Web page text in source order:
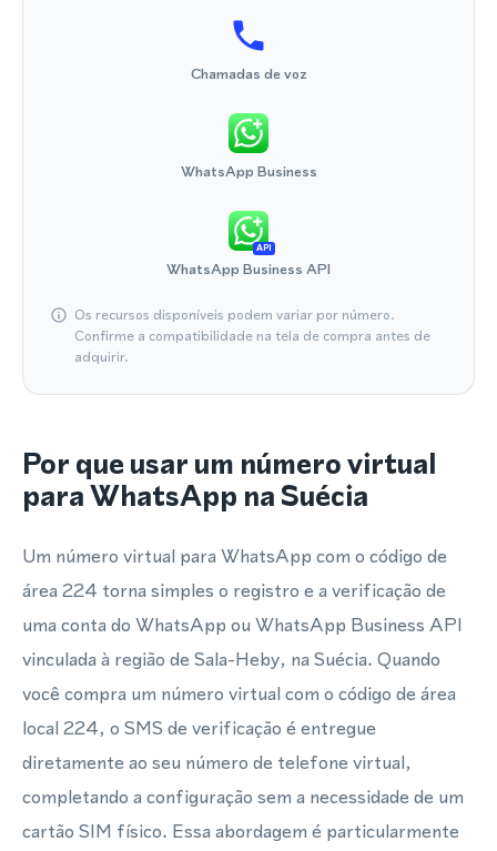
Chamadas de voz
WhatsApp Business
API
WhatsApp Business API
Os recursos disponíveis podem variar por número.
Confirme a compatibilidade na tela de compra antes de
adquirir.
Por que usar um número virtual
para WhatsApp na Suécia
Um número virtual para WhatsApp com o código de
área 224 torna simples o registro e a verificação de
uma conta do WhatsApp ou WhatsApp Business API
vinculada à região de Sala-Heby, na Suécia. Quando
você compra um número virtual com o código de área
local 224, o SMS de verificação é entregue
diretamente ao seu número de telefone virtual,
completando a configuração sem a necessidade de um
cartão SIM físico. Essa abordagem é particularmente